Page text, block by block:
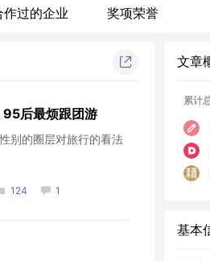
作过的企业 奖项荣誉
后最烦跟团游
别的圈层对旅行的看法
124 1
文章
累计
基本